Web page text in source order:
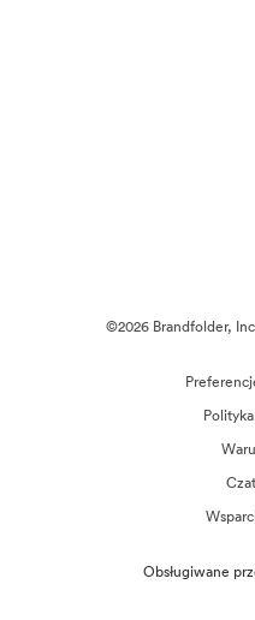
©2026 Brandfolder,
Obsługiwane